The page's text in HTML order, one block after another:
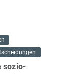
sozio-